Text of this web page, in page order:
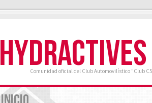
Comunidad oficial del Club Automovilístico "Club